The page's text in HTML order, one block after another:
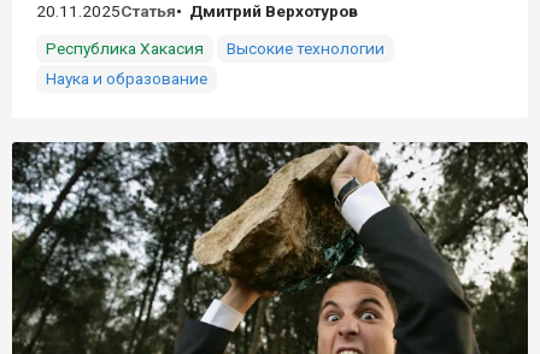
20.11.2025Статья
Дмитрий Верхотуров
Республика Хакасия
Высокие технологии
Наука и образование